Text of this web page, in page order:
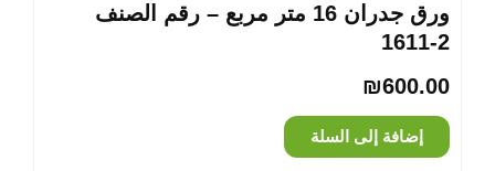
ورق جدران 16 متر مربع – رقم الصنف
‎1611-2
₪600.00
إضافة إلى السلة